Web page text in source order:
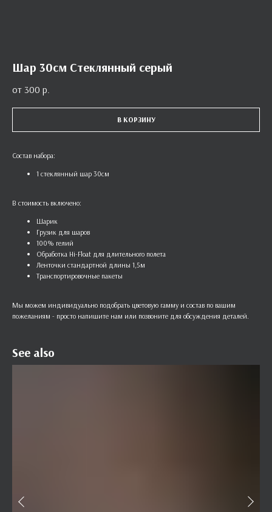
Шар 30см Стеклянный серый
300 р.
В КОРЗИНУ
Состав набора:
1 стеклянный шар 30см
В стоимость включено:
Шарик
Грузик для шаров
100% гелий
Обработка Hi-Float для длительного полета
Ленточки стандартной длины 1,5м
Транспортировочные пакеты
Мы можем индивидуально подобрать цветовую гамму и состав по вашим
пожеланиям - просто напишите нам или позвоните для обсуждения деталей.
See also